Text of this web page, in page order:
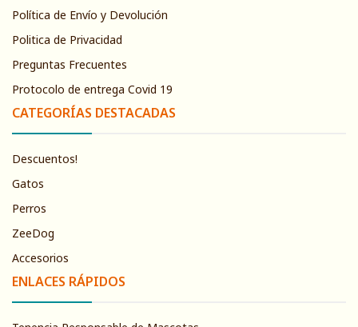
Política de Envío y Devolución
Politica de Privacidad
Preguntas Frecuentes
Protocolo de entrega Covid 19
CATEGORÍAS DESTACADAS
Descuentos!
Gatos
Perros
ZeeDog
Accesorios
ENLACES RÁPIDOS